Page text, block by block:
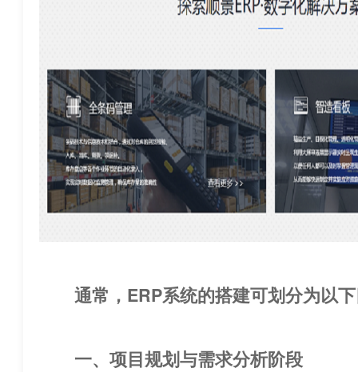
通常，ERP系统的搭建可划分为以
一、项目规划与需求分析阶段